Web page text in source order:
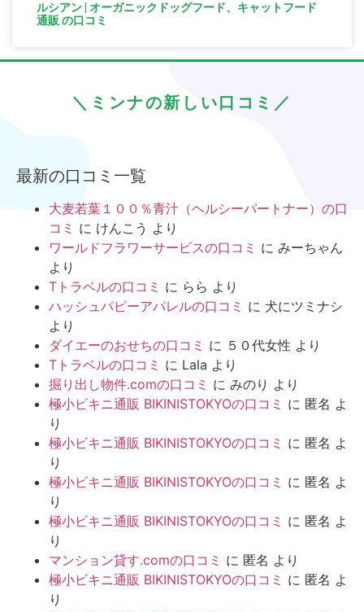
ルシアン | オーガニックドッグフード、キャットフード
通販 の口コミ
＼ミンナの新しい口コミ／
最新の口コミ一覧
大麦若葉１００％青汁（ヘルシーパートナー）の口
コミ に けんこう より
ワールドフラワーサービスの口コミ に みーちゃん
より
Tトラベルの口コミ に らら より
ハッシュパピーアパレルの口コミ に 犬にツミナシ
より
ダイエーのおせちの口コミ に ５０代女性 より
Tトラベルの口コミ に Lala より
掘り出し物件.comの口コミ に みのり より
極小ビキニ通販 BIKINISTOKYOの口コミ に 匿名 よ
り
極小ビキニ通販 BIKINISTOKYOの口コミ に 匿名 よ
り
極小ビキニ通販 BIKINISTOKYOの口コミ に 匿名 よ
り
極小ビキニ通販 BIKINISTOKYOの口コミ に 匿名 よ
り
マンション貸す.comの口コミ に 匿名 より
極小ビキニ通販 BIKINISTOKYOの口コミ に 匿名 よ
り